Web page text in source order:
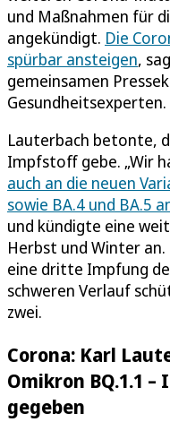
und Maßnahmen für
angekündigt. Die
spürbar ansteigen,
gemeinsamen
Gesundheitsexperten.
Lauterbach betonte,
Impfstoff gebe. „Wir
auch an die neuen
sowie BA.4 und BA.5
und kündigte eine
Herbst und Winter
eine dritte Impfung
schweren Verlauf
zwei.
Corona: Karl
Omikron BQ.1.1
gegeben